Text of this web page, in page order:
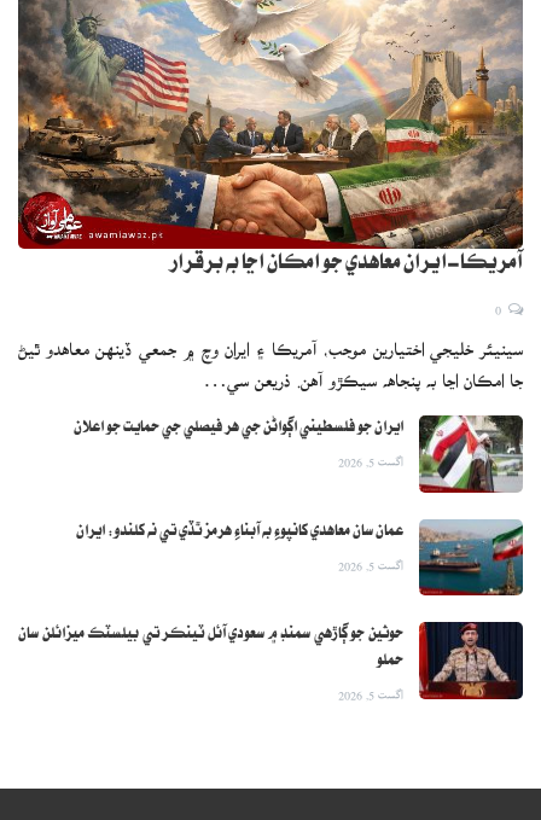
آمريڪا-ايران معاهدي جو امڪان اڃا به برقرار
سينيئر خليجي اختيارين موجب، آمريڪا ۽ ايران وچ ۾ جمعي ڏينهن معاهدو ٿيڻ
جا امڪان اڃا به پنجاهه سيڪڙو آهن. ذريعن سي…
ايران جو فلسطيني اڳواڻن جي هر فيصلي جي حمايت جو اعلان
اگست 5, 2026
عمان سان معاهدي کانپوءِ به آبناءِ هرمز ٿڏي تي نه کلندو: ايران
اگست 5, 2026
حوثين جو ڳاڙهي سمنڊ ۾ سعودي آئل ٽينڪر تي بيلسٽڪ ميزائلن سان
حملو
اگست 5, 2026